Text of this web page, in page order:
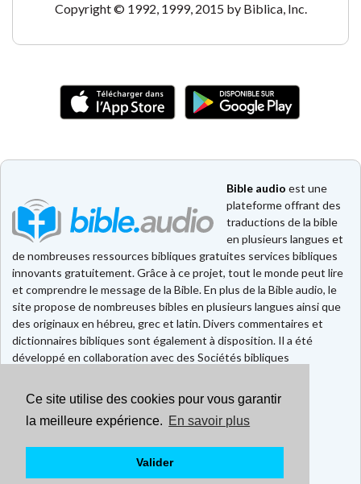
Ce site utilise des cookies pour vous garantir
la meilleure expérience. En savoir plus
Valider
Copyright © 1992, 1999, 2015 by Biblica, Inc.
Bible audio est une
plateforme offrant des
traductions de la bible
en plusieurs langues et
de nombreuses ressources bibliques gratuites services bibliques
innovants gratuitement. Grâce à ce projet, tout le monde peut lire
et comprendre le message de la Bible. En plus de la Bible audio, le
site propose de nombreuses bibles en plusieurs langues ainsi que
des originaux en hébreu, grec et latin. Divers commentaires et
dictionnaires bibliques sont également à disposition. Il a été
développé en collaboration avec des Sociétés bibliques
Faire un don
Contact